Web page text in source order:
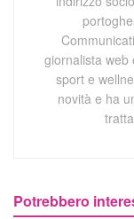
giornalista web
sport e
novità e ha
Potrebbero